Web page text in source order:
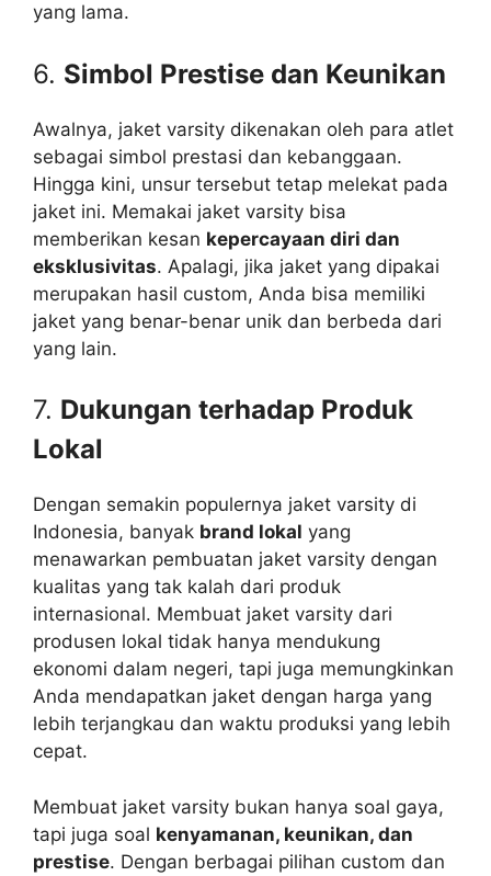
yang lama.
6. Simbol Prestise dan Keunikan
Awalnya, jaket varsity dikenakan oleh para atlet
sebagai simbol prestasi dan kebanggaan.
Hingga kini, unsur tersebut tetap melekat pada
jaket ini. Memakai jaket varsity bisa
memberikan kesan kepercayaan diri dan
eksklusivitas. Apalagi, jika jaket yang dipakai
merupakan hasil custom, Anda bisa memiliki
jaket yang benar-benar unik dan berbeda dari
yang lain.
7. Dukungan terhadap Produk
Lokal
Dengan semakin populernya jaket varsity di
Indonesia, banyak brand lokal yang
menawarkan pembuatan jaket varsity dengan
kualitas yang tak kalah dari produk
internasional. Membuat jaket varsity dari
produsen lokal tidak hanya mendukung
ekonomi dalam negeri, tapi juga memungkinkan
Anda mendapatkan jaket dengan harga yang
lebih terjangkau dan waktu produksi yang lebih
cepat.
Membuat jaket varsity bukan hanya soal gaya,
tapi juga soal kenyamanan, keunikan, dan
prestise. Dengan berbagai pilihan custom dan